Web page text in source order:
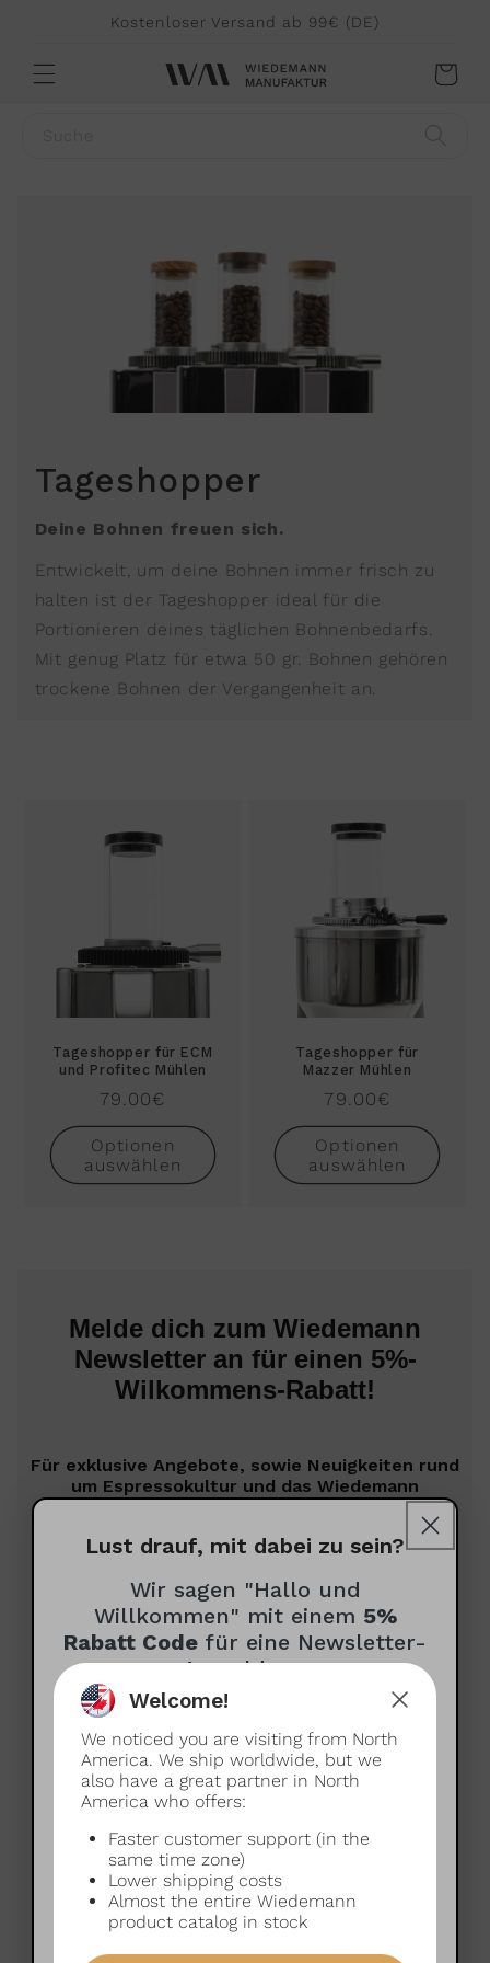
Kostenloser Versand ab 99€ (DE)
Warenkorb
Welcome!
We noticed you are visiting from North
America. We ship worldwide, but we
also have a great partner in North
America who offers:
Faster customer support (in the
same time zone)
Lower shipping costs
Almost the entire Wiedemann
product catalog in stock
Tageshopper
Deine Bohnen freuen sich.
Entwickelt, um deine Bohnen immer frisch zu
halten ist der Tageshopper ideal für die
Portionieren deines täglichen Bohnenbedarfs.
Mit genug Platz für etwa 50 gr. Bohnen gehören
trockene Bohnen der Vergangenheit an.
Tageshopper für ECM
und Profitec Mühlen
Normaler
Preis
79.00€
Optionen
auswählen
Tageshopper für
Mazzer Mühlen
Normaler
Preis
79.00€
Optionen
auswählen
Melde dich zum Wiedemann
Newsletter an für einen 5%-
Wilkommens-Rabatt!
Für exklusive Angebote, sowie Neuigkeiten rund
um Espressokultur und das Wiedemann
Sortiment
Newsletter auf Deutsch erhalten
Receive newsletter in English
Ich bin dabei!
Deine Daten sind Deine Daten und so sollte das auch
teilst, bleibt bei uns. Wir teilen Deine Daten nur dann mit
Dritten, wenn es zum Versenden (Adresse) oder Bezahlen
(Zahlungsinformationen) Deiner Bestellung notwendig ist.
Mit der Anmeldung beim Newsletter stimmst Du der
Daten gemäß unserer
zu. Du kannst
Lust drauf, mit dabei zu sein?
Wir sagen "Hallo und
Willkommen" mit einem 5%
Rabatt Code für eine Newsletter-
Anmeldung
Wie dürfen wir dich anreden?
(optional)
Deutsch oder Englisch?
Du hast die Wahl!